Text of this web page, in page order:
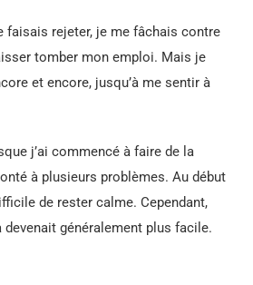
faisais rejeter, je me fâchais contre
tomber mon emploi. Mais je
et encore, jusqu’à me sentir à
j’ai commencé à faire de la
à plusieurs problèmes. Au début
de rester calme. Cependant,
devenait généralement plus facile.